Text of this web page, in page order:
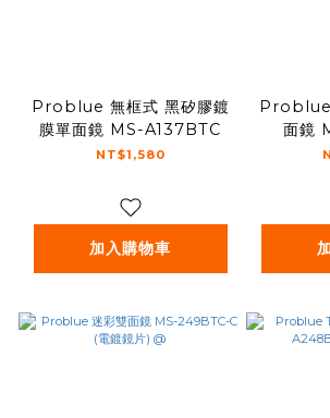
Problue 無框式 黑矽膠鍍
膜單面鏡 MS-A137BTC
NT$1,580
加入購物車
Problue
面鏡